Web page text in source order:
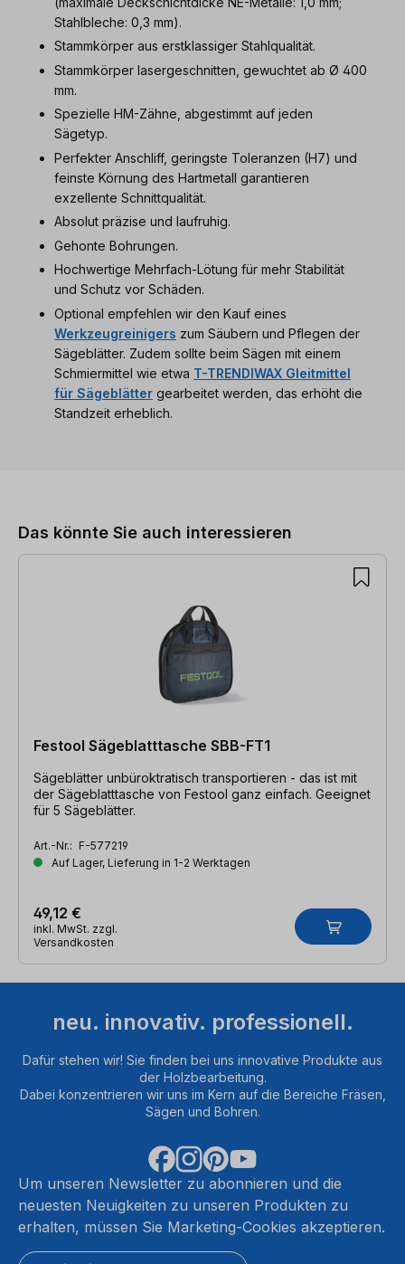
Stahlbleche: 0,3 mm).
Stammkörper aus erstklassiger Stahlqualität.
Stammkörper lasergeschnitten, gewuchtet ab Ø 400
mm.
Spezielle HM-Zähne, abgestimmt auf jeden
Sägetyp.
Perfekter Anschliff, geringste Toleranzen (H7) und
feinste Körnung des Hartmetall garantieren
exzellente Schnittqualität.
Absolut präzise und laufruhig.
Gehonte Bohrungen.
Hochwertige Mehrfach-Lötung für mehr Stabilität
und Schutz vor Schäden.
Optional empfehlen wir den Kauf eines
Werkzeugreinigers zum Säubern und Pflegen der
Sägeblätter. Zudem sollte beim Sägen mit einem
Schmiermittel wie etwa T-TRENDIWAX Gleitmittel
für Sägeblätter gearbeitet werden, das erhöht die
Standzeit erheblich.
Das könnte Sie auch interessieren
Festool Sägeblatttasche SBB-FT1
Sägeblätter unbüroktratisch transportieren - das ist mit
der Sägeblatttasche von Festool ganz einfach. Geeignet
für 5 Sägeblätter.
Art.-Nr.: F-577219
Auf Lager, Lieferung in 1-2 Werktagen
49,12 €
inkl. MwSt. zzgl.
Versandkosten
neu. innovativ. professionell.
Dafür stehen wir! Sie finden bei uns innovative Produkte aus
der Holzbearbeitung.
Dabei konzentrieren wir uns im Kern auf die Bereiche Fräsen,
Sägen und Bohren.
Um unseren Newsletter zu abonnieren und die
neuesten Neuigkeiten zu unseren Produkten zu
erhalten, müssen Sie Marketing-Cookies akzeptieren.